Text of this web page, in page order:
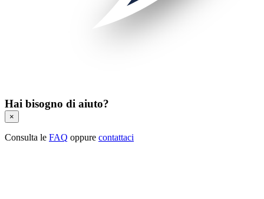
Hai bisogno di aiuto?
×
Consulta le FAQ oppure contattaci